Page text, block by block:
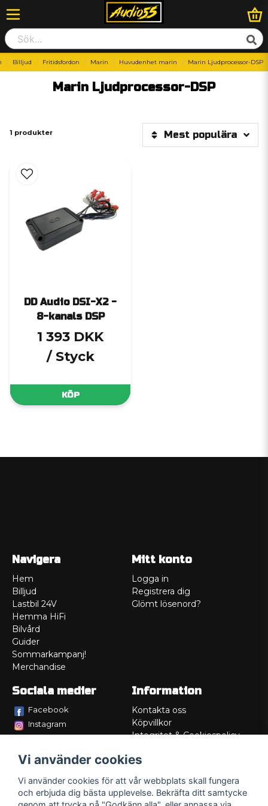
Billjud Fritidsfordon Marin Huvudenhet marin Marin Ljudprocessor-DSP
Marin Ljudprocessor-DSP
1 produkter Mest populära
DD Audio DSI-X2 -
8-kanals DSP
1 393 DKK
/ Styck
KÖP
Navigera
Hem
Billjud
Lastbil 24V
Hemma HiFi
Bilvård
Guider
Sommarkampanj!
Merchandise
Mitt konto
Logga in
Registrera dig
Glömt lösenord?
Sociala medier
Facebook
Instagram
Information
Kontakta oss
Köpvillkor
Integritet & Cookiespolicy
Service/Garanti
Lådritning
Om oss
Vi använder cookies
Vi använder cookies för att vår webbplats skall fungera
och erbjuda dig bästa upplevelse. Bekräfta ditt samtycke